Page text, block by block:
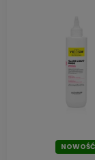
NOWOŚĆ